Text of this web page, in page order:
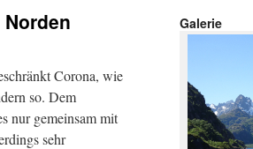
Corona, wie
so. Dem
nur gemeinsam mit
sehr
Galerie